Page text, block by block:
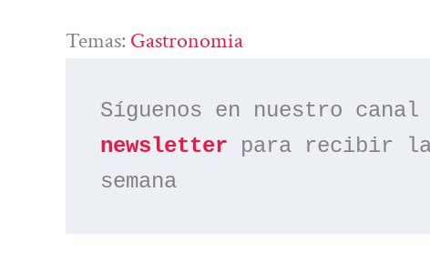
Temas: Gastronomia
Síguenos en nuestro
newsletter para recibir
semana